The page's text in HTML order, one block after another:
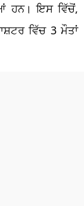
ਹਨ। ਇਸ ਵਿੱਚੋਂ,
ਵਿੱਚ 3 ਮੌਤਾਂ